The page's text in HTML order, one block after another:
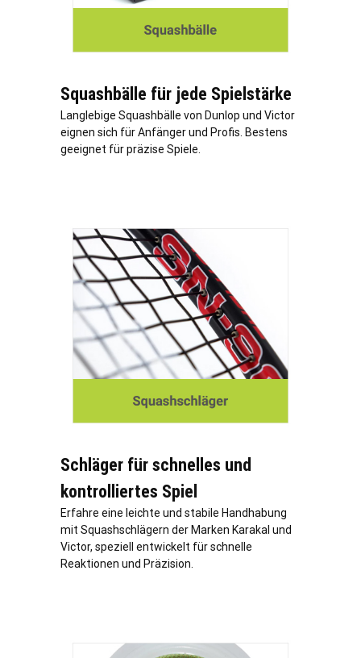
Squashbälle für jede Spielstärke
Langlebige Squashbälle von Dunlop und Victor
eignen sich für Anfänger und Profis. Bestens
geeignet für präzise Spiele.
Schläger für schnelles und
kontrolliertes Spiel
Erfahre eine leichte und stabile Handhabung
mit Squashschlägern der Marken Karakal und
Victor, speziell entwickelt für schnelle
Reaktionen und Präzision.